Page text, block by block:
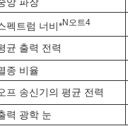
펙트럼 너비*N 오트4
균 출력 전력
종 비율
프 송신기의 평균 전력
력 광학 눈